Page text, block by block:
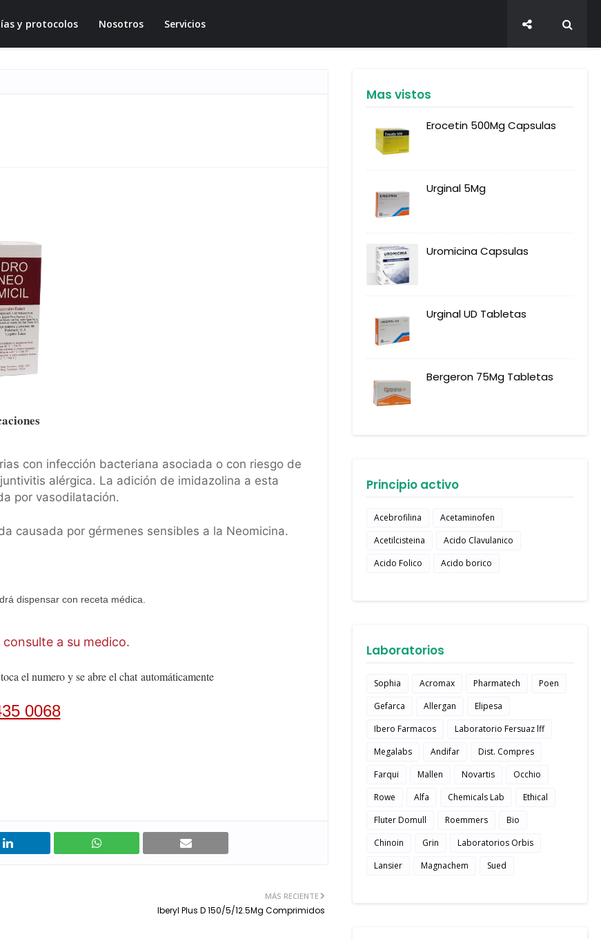
y protocolos Nosotros Servicios
con infección bacteriana asociada o con riesgo de
alérgica. La adición de imidazolina a esta
por vasodilatación.
causada por gérmenes sensibles a la Neomicina.
dispensar con receta médica.
a su medico.
el numero y se abre el chatautomáticamente
0068
MÁS RECIENTE
Iberyl Plus D 150/5/12.5Mg Comprimidos
Mas vistos
Erocetin 500Mg Capsulas
Urginal 5Mg
Uromicina Capsulas
Urginal UD Tabletas
Bergeron 75Mg Tabletas
Principio activo
Acebrofilina
Acetaminofen
Acetilcisteina
Acido Clavulanico
Acido Folico
Acido borico
Laboratorios
Sophia Acromax Pharmatech
Poen
Gefarca
Allergan
Elipesa
Ibero Farmacos
Laboratorio Fersuaz lff
Megalabs
Andifar
Dist. Compres
Farqui
Mallen Novartis
Occhio
Rowe
Alfa Chemicals Lab
Ethical
Fluter Domull
Roemmers
Bio
Chinoin
Grin
Laboratorios Orbis
Lansier
Magnachem Sued